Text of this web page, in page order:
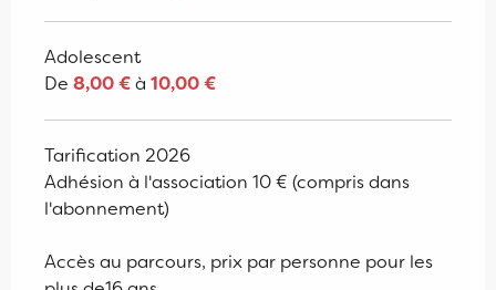
Adolescent
De 8,00 €à 10,00 €
Tarification 2026
Adhésion à l'association 10 € (compris dans
l'abonnement)
Accès au parcours, prix par personne pour les